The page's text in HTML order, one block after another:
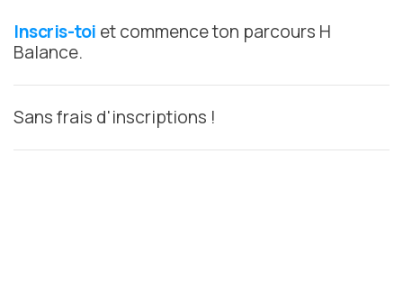
Inscris-toi et commence ton parcours H
Balance.
Sans frais d'inscriptions !